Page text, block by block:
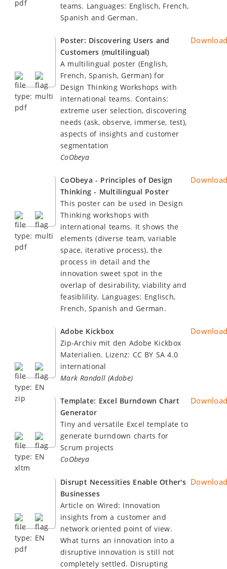
teams. Languages: Englisch, French,
Spanish and German.
Poster: Discovering Users and
Customers (multilingual)
A multilingual poster (English,
French, Spanish, German) for
Design Thinking Workshops with
international teams. Contains:
extreme user selection, discovering
needs (ask, observe, immerse, test),
aspects of insights and customer
segmentation
CoObeya
CoObeya - Principles of Design
Thinking - Multilingual Poster
This poster can be used in Design
Thinking workshops with
international teams. It shows the
elements (diverse team, variable
space, iterative process), the
process in detail and the
innovation sweet spot in the
overlap of desirability, viability and
feasiblility. Languages: Englisch,
French, Spanish and German.
Adobe Kickbox
Zip-Archiv mit den Adobe Kickbox
Materialien. Lizenz: CC BY SA 4.0
international
Mark Randall (Adobe)
Template: Excel Burndown Chart
Generator
Tiny and versatile Excel template to
generate burndown charts for
Scrum projects
CoObeya
Disrupt Necessities Enable Other's
Businesses
Article on Wired: Innovation
insights from a customer and
network oriented point of view.
What turns an innovation into a
disruptive innovation is still not
completely settled. Disrupting